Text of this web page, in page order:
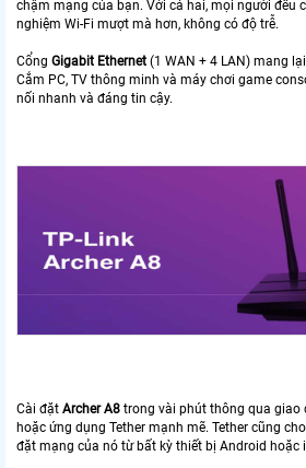
chậm mạng của bạn. Với cả hai, mọi người đều
nghiệm Wi-Fi mượt mà hơn, không có độ trễ.
Cổng Gigabit Ethernet (1 WAN + 4 LAN) mang
Cắm PC, TV thông minh và máy chơi game
nối nhanh và đáng tin cậy.
Cài đặt Archer A8 trong vài phút thông qua giao
hoặc ứng dụng Tether mạnh mẽ. Tether cũng
đặt mạng của nó từ bất kỳ thiết bị Android hoặc